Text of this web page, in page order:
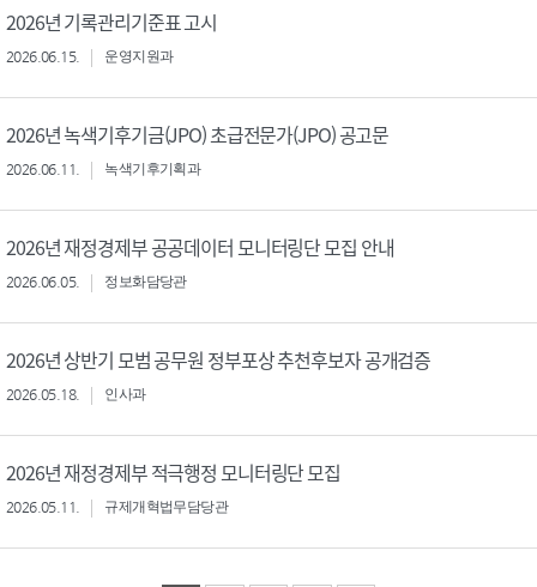
2026년 기록관리기준표 고시
2026.06.15. 운영지원과
2026년 녹색기후기금(JPO) 초급전문가(JPO) 공고문
2026.06.11. 녹색기후기획과
2026년 재정경제부 공공데이터 모니터링단 모집 안내
2026.06.05. 정보화담당관
2026년 상반기 모범 공무원 정부포상 추천후보자 공개검증
2026.05.18. 인사과
2026년 재정경제부 적극행정 모니터링단 모집
2026.05.11. 규제개혁법무담당관